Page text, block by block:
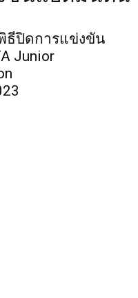
ธีปิดการแข่งขัน
Junior